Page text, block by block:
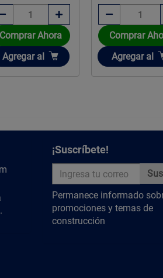
Comprar Ahora
Añadir
Agregar al
Comprar
Añadir
Agregar al
¡Suscríbete!
Permanece informado
promociones y temas de
construcción